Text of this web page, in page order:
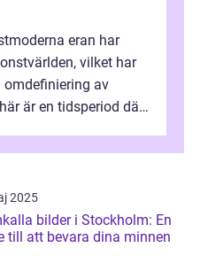
eran har
vilket har
omdefiniering av
är en tidsperiod där
2025
bilder i Stockholm: En
till att bevara dina minnen